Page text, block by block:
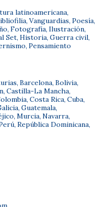
latinoamericana,
, Vanguardias, Poesía,
, Fotografía, Ilustración,
Set, Historia, Guerra civil,
, Pensamiento
, Barcelona, Bolivia,
, Castilla-La Mancha,
, Costa Rica, Cuba,
, Guatemala,
, Murcia, Navarra,
, República Dominicana,